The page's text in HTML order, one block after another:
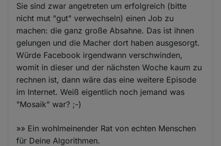
Sie sind zwar angetreten um erfolgreich (bitte
nicht mut "gut" verwechseln) einen Job zu
machen: die ganz große Absahne. Das ist ihnen
gelungen und die Macher dort haben ausgesorgt.
Würde Facebook irgendwann verschwinden,
womit in dieser und der nächsten Woche kaum zu
rechnen ist, dann wäre das eine weitere Episode
im Internet. Weiß eigentlich noch jemand was
"Mosaik" war? ;-)
»» Ein wohlmeinender Rat von echten Menschen
für Deine Algorithmen.